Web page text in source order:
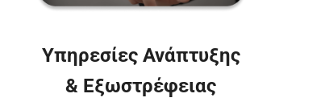
Υπηρεσίες Ανάπτυξης
& Εξωστρέφειας